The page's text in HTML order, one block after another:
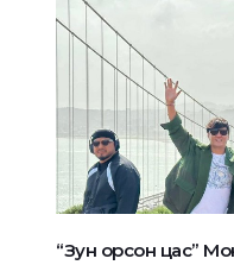
“Зун орсон цас”